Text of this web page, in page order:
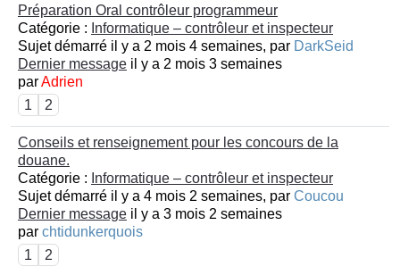
Préparation Oral contrôleur programmeur
Catégorie : Informatique – contrôleur et inspecteur
Sujet démarré il y a 2 mois 4 semaines, par DarkSeid
Dernier message il y a 2 mois 3 semaines
parAdrien
1
2
Conseils et renseignement pour les concours de la
douane.
Catégorie : Informatique – contrôleur et inspecteur
Sujet démarré il y a 4 mois 2 semaines, par Coucou
Dernier message il y a 3 mois 2 semaines
par chtidunkerquois
1
2